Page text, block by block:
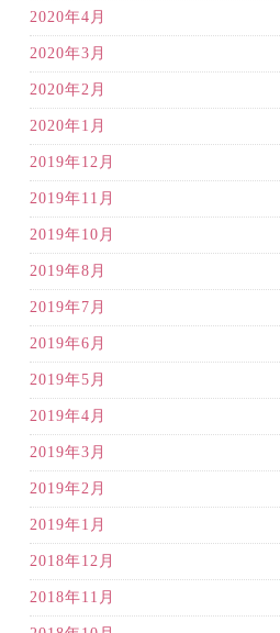
2020年4月
2020年3月
2020年2月
2020年1月
2019年12月
2019年11月
2019年10月
2019年8月
2019年7月
2019年6月
2019年5月
2019年4月
2019年3月
2019年2月
2019年1月
2018年12月
2018年11月